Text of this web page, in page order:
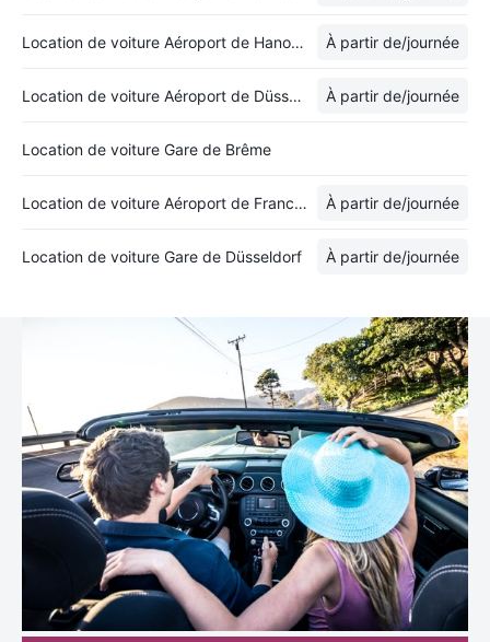
Location de voiture Aéroport de Hanovre À partir de/journée
Location de voiture Aéroport de Düsseldorf À partir de/journée
Location de voiture Gare de Brême
Location de voiture Aéroport de Francfort À partir de/journée
Location de voiture Gare de Düsseldorf À partir de/journée